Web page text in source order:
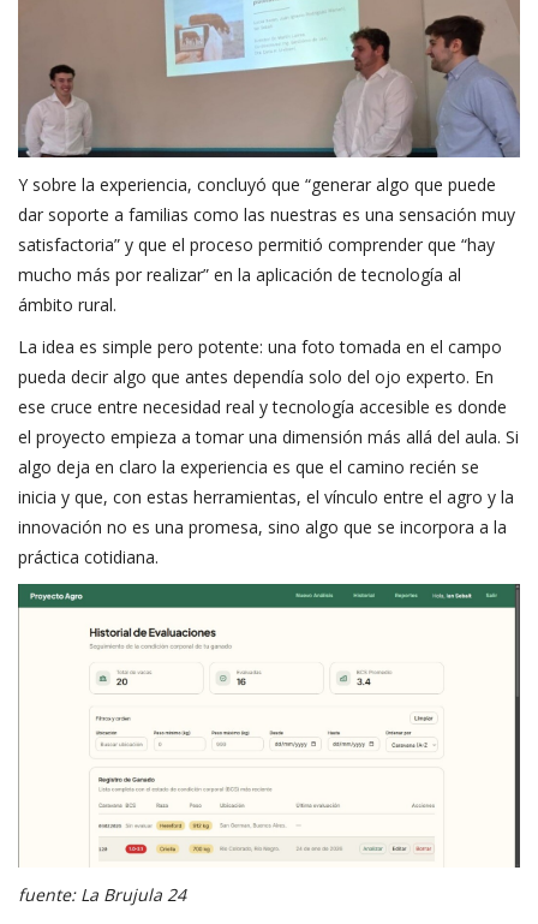
Y sobre la experiencia, concluyó que “generar algo que puede
dar soporte a familias como las nuestras es una sensación muy
satisfactoria” y que el proceso permitió comprender que “hay
mucho más por realizar” en la aplicación de tecnología al
ámbito rural.
La idea es simple pero potente: una foto tomada en el campo
pueda decir algo que antes dependía solo del ojo experto. En
ese cruce entre necesidad real y tecnología accesible es donde
el proyecto empieza a tomar una dimensión más allá del aula. Si
algo deja en claro la experiencia es que el camino recién se
inicia y que, con estas herramientas, el vínculo entre el agro y la
innovación no es una promesa, sino algo que se incorpora a la
práctica cotidiana.
fuente: La Brujula 24